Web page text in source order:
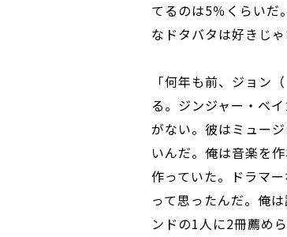
てるのは5％くらいだ
なドタバタは好きじゃ
「何年も前、ジョン
る。ジンジャー・ベ
がない。彼はミュー
いんだ。俺は音楽を
作っていた。ドラマ
って思ったんだ。俺
ンドの1人に2冊薦め